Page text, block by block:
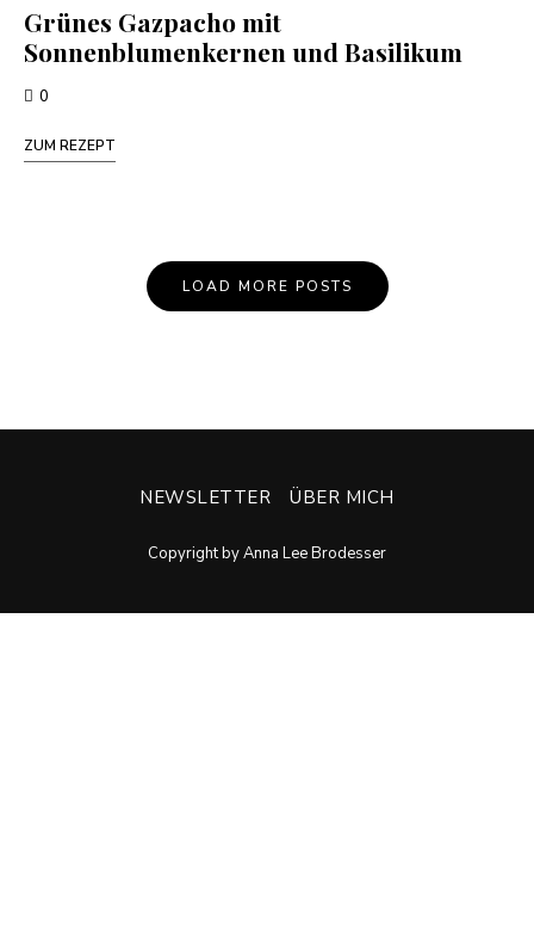
Grünes Gazpacho mit
Sonnenblumenkernen und Basilikum
0
ZUM REZEPT
LOAD MORE POSTS
NEWSLETTER ÜBER MICH
Copyright by Anna Lee Brodesser